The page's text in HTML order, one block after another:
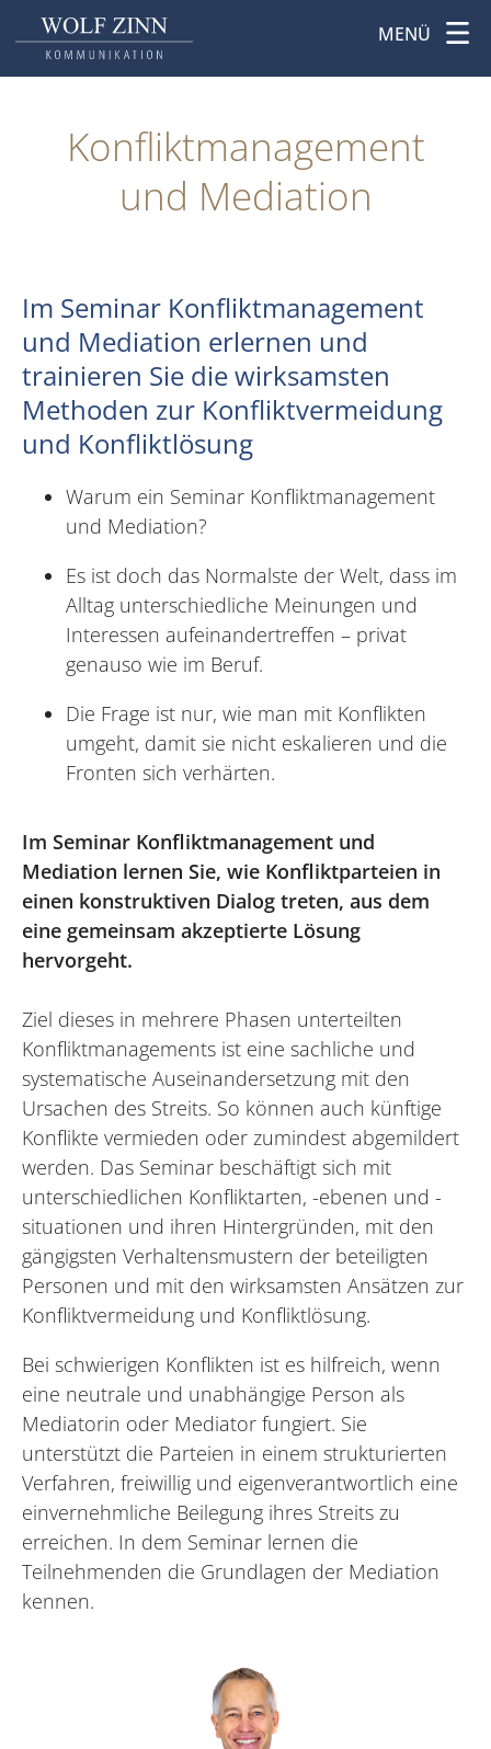
MENÜ
Konflikt­management
und Mediation
Im Seminar Konfliktmanagement
und Mediation erlernen und
trainieren Sie die wirksamsten
Methoden zur Konfliktvermeidung
und Konfliktlösung
Warum ein Seminar Konfliktmanagement
und Mediation?
Es ist doch das Normalste der Welt, dass im
Alltag unterschiedliche Meinungen und
Interessen aufeinandertreffen – privat
genauso wie im Beruf.
Die Frage ist nur, wie man mit Konflikten
umgeht, damit sie nicht eskalieren und die
Fronten sich verhärten.
Im Seminar Konfliktmanagement und
Mediation lernen Sie, wie Konfliktparteien in
einen konstruktiven Dialog treten, aus dem
eine gemeinsam akzeptierte Lösung
hervorgeht.
Ziel dieses in mehrere Phasen unterteilten
Konfliktmanagements ist eine sachliche und
systematische Auseinandersetzung mit den
Ursachen des Streits. So können auch künftige
Konflikte vermieden oder zumindest abgemildert
werden. Das Seminar beschäftigt sich mit
unterschiedlichen Konfliktarten, -ebenen und -
situationen und ihren Hintergründen, mit den
gängigsten Verhaltensmustern der beteiligten
Personen und mit den wirksamsten Ansätzen zur
Konfliktvermeidung und Konfliktlösung.
Bei schwierigen Konflikten ist es hilfreich, wenn
eine neutrale und unabhängige Person als
Mediatorin oder Mediator fungiert. Sie
unterstützt die Parteien in einem strukturierten
Verfahren, freiwillig und eigenverantwortlich eine
einvernehmliche Beilegung ihres Streits zu
erreichen. In dem Seminar lernen die
Teilnehmenden die Grundlagen der Mediation
kennen.